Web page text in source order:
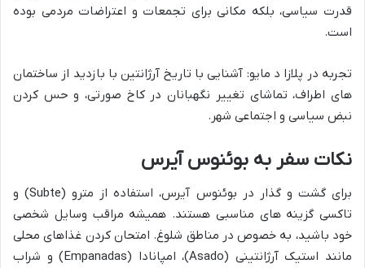
قدرت سیاسی، بلکه مکانی برای تجمعات و اعتراضات مردمی بوده
است.
تجربه در پلازا د مایو: آشنایی با تاریخ آرژانتین با بازدید از ساختمان
های اطراف، تماشای تغییر نگهبانان در کاخ صورتی، و حس کردن
نبض سیاسی و اجتماعی شهر.
نکات سفر به بوئنوس آیرس
برای گشت و گذار در بوئنوس آیرس، استفاده از مترو (Subte) و
تاکسی گزینه های مناسبی هستند. همیشه مراقب وسایل شخصی
خود باشید، به خصوص در مناطق شلوغ. امتحان کردن غذاهای محلی
مانند استیک آرژانتینی (Asado)، امپانادا (Empanadas) و شراب